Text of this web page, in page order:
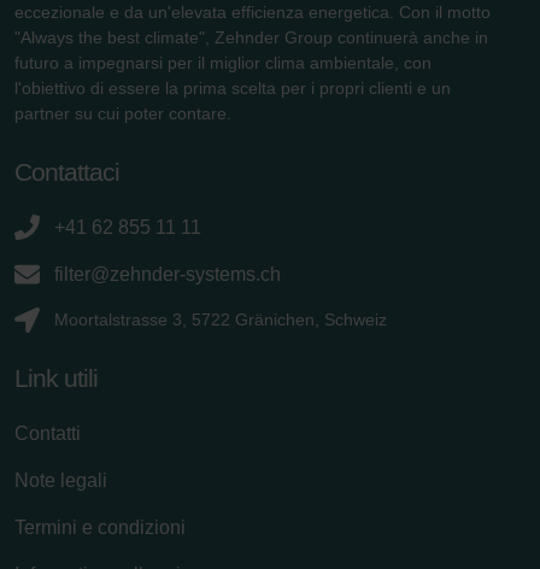
eccezionale e da un'elevata efficienza energetica. Con il motto
"Always the best climate", Zehnder Group continuerà anche in
futuro a impegnarsi per il miglior clima ambientale, con
l'obiettivo di essere la prima scelta per i propri clienti e un
partner su cui poter contare.
Contattaci
+41 62 855 11 11
filter@zehnder-systems.ch
Moortalstrasse 3, 5722 Gränichen, Schweiz
Link utili
Contatti
Note legali
Termini e condizioni